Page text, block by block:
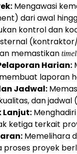
Mengawasi
dari awal
kontrol dan
memastikan
Harian:
laporan
Jadwal:
dan jadwal (
Lanjut:
ketiga terkait
Memelihara
proyek